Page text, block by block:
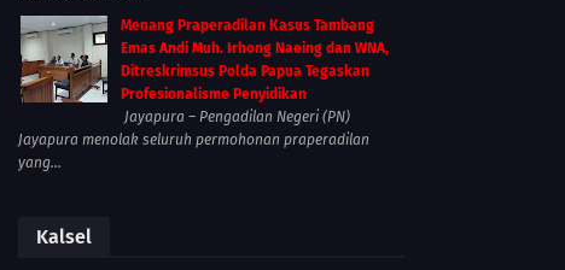
Menang Praperadilan Kasus Tambang
Emas Andi Muh. Irhong Naeing dan WNA,
Ditreskrimsus Polda Papua Tegaskan
Profesionalisme Penyidikan
Jayapura – Pengadilan Negeri (PN)
Jayapura menolak seluruh permohonan praperadilan
yang...
Kalsel